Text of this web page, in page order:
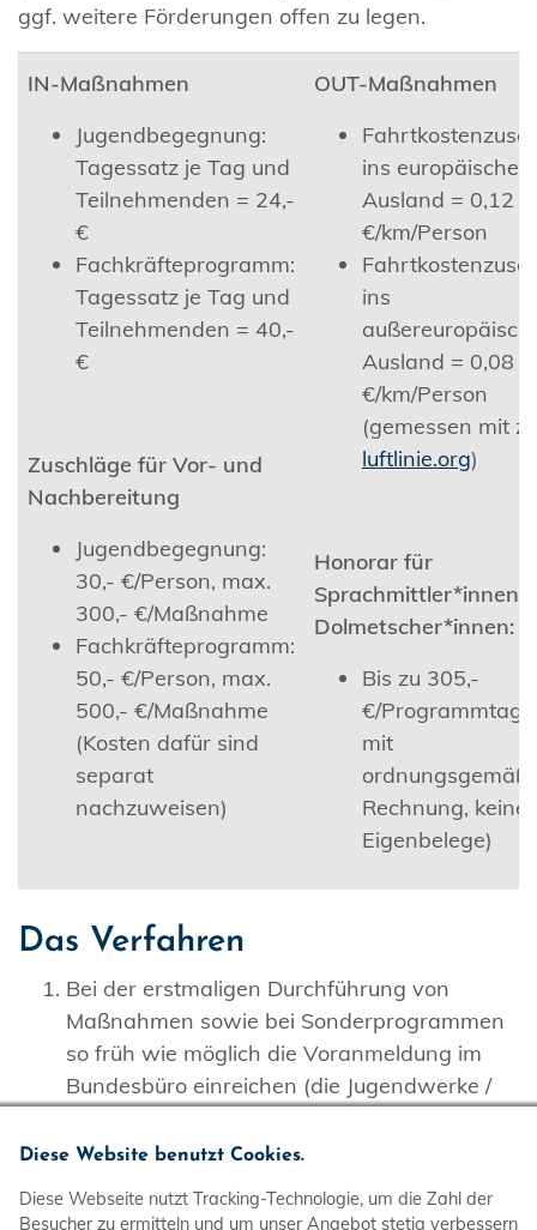
ggf. weitere Förderungen offen zu legen.
IN-Maßnahmen
Jugendbegegnung:
Tagessatz je Tag und
Teilnehmenden = 24,-
€
Fachkräfteprogramm:
Tagessatz je Tag und
Teilnehmenden = 40,-
€
Zuschläge für Vor- und
Nachbereitung
Jugendbegegnung:
30,- €/Person, max.
300,- €/Maßnahme
Fachkräfteprogramm:
50,- €/Person, max.
500,- €/Maßnahme
(Kosten dafür sind
separat
nachzuweisen)
OUT-Maßnahmen
ins europäische
Ausland = 0,12
€/km/Person
ins
Ausland = 0,08
€/km/Person
(gemessen mit
luftlinie.org)
Honorar für
Sprachmittler*innen /
Dolmetscher*innen:
Bis zu 305,-
€/Programmtag
mit
Rechnung, keine
Eigenbelege)
Das Verfahren
Bei der erstmaligen Durchführung von
Maßnahmen sowie bei Sonderprogrammen
so früh wie möglich die Voranmeldung im
Bundesbüro einreichen (die Jugendwerke /
Antragsfristen im Herbst des Vorjahres der
Aus dem Bundesbüro der DLRG-Jugend
Diese Website benutzt Cookies.
Diese Webseite nutzt Tracking-Technologie, um die Zahl der
Besucher zu ermitteln und um unser Angebot stetig verbessern